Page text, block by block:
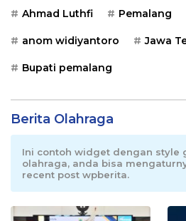
Ahmad Luthfi Pemalang
anom widiyantoro Jawa
Bupati pemalang
Berita Olahraga
Ini contoh widget dengan style
olahraga, anda bisa
recent post wpberita.